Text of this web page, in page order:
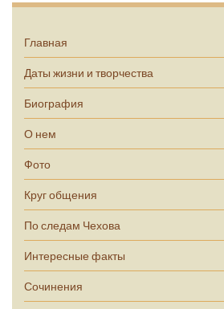
Главная
Даты жизни и творчества
Биография
О нем
Фото
Круг общения
По следам Чехова
Интересные факты
Сочинения